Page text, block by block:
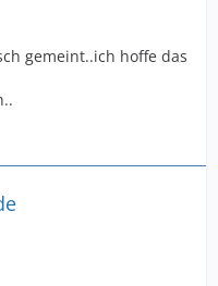
gemeint..ich hoffe das